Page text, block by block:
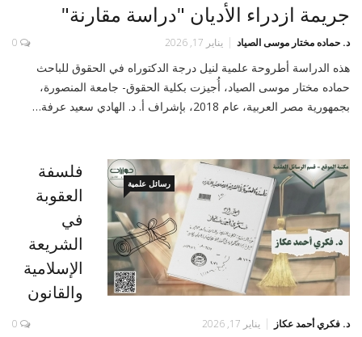
جريمة ازدراء الأديان "دراسة مقارنة"
د. حماده مختار موسى الصياد يناير 17, 2026 0
هذه الدراسة أطروحة علمية لنيل درجة الدكتوراه في الحقوق للباحث
حماده مختار موسى الصياد، أُجيزت بكلية الحقوق- جامعة المنصورة،
بجمهورية مصر العربية، عام 2018، بإشراف أ. د. الهادي سعيد عرفة…
رسائل علمية
فلسفة
العقوبة
في
الشريعة
الإسلامية
والقانون
د. فكري أحمد عكاز يناير 17, 2026 0